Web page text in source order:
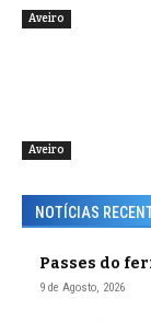
Aveiro
Aveiro
NOTÍCIAS
Passes do
9 de Agosto, 2026